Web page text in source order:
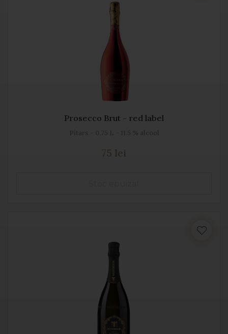
Prosecco Brut - red label
75 lei